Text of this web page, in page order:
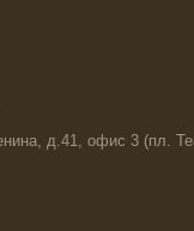
д.41, офис 3 (пл.